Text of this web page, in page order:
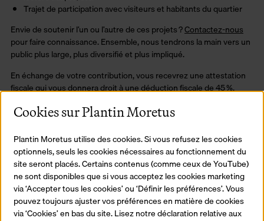
Trajet de participation avec visiteurs et habitants du quartier
Envie de soutenir l’un ou l’autre de ces projets ?Contactez-nous
pour faire connaissance. Ensemble, nous tendrons la main vers un
public plus large, plus diversifié et plus impliqué.
En échange de votre contribution, vous recevrez une attestation
fiscale qui vous donnera droit à une déduction fiscale de 45 %.
Cookies sur Plantin Moretus
Plantin Moretus utilise des cookies. Si vous refusez les cookies
optionnels, seuls les cookies nécessaires au fonctionnement du
site seront placés. Certains contenus (comme ceux de YouTube)
ne sont disponibles que si vous acceptez les cookies marketing
via ‘Accepter tous les cookies’ ou ‘Définir les préférences’. Vous
pouvez toujours ajuster vos préférences en matière de cookies
via ‘Cookies’ en bas du site. Lisez notre déclaration relative aux